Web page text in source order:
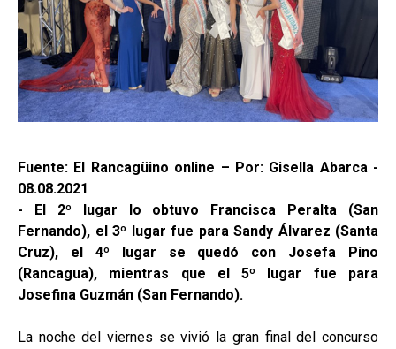
Fuente: El Rancagüino online – Por: Gisella Abarca -
08.08.2021
- El 2º lugar lo obtuvo Francisca Peralta (San
Fernando), el 3º lugar fue para Sandy Álvarez (Santa
Cruz), el 4º lugar se quedó con Josefa Pino
(Rancagua), mientras que el 5º lugar fue para
Josefina Guzmán (San Fernando).
La noche del viernes se vivió la gran final del concurso